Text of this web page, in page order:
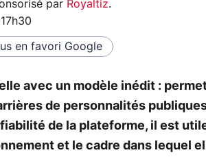
par Royaltiz.
en favori Google
avec un modèle inédit :
de personnalités
de la plateforme, il est
et le cadre dans lequel